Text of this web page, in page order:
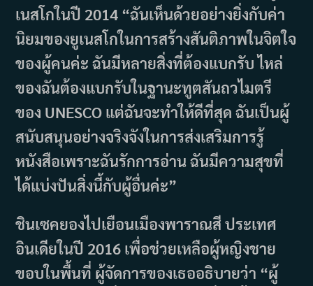
เนสโกในปี 2014 “ฉันเห็นด้วยอย่างยิ่งกับค่า
นิยมของยูเนสโกในการสร้างสันติภาพในจิตใจ
ของผู้คนค่ะ ฉันมีหลายสิ่งที่ต้องแบกรับ ไหล่
ของฉันต้องแบกรับในฐานะทูตสันถวไมตรี
ของ UNESCO แต่ฉันจะทำให้ดีที่สุด ฉันเป็นผู้
สนับสนุนอย่างจริงจังในการส่งเสริมการรู้
หนังสือเพราะฉันรักการอ่าน ฉันมีความสุขที่
ได้แบ่งปันสิ่งนี้กับผู้อื่นค่ะ”
ชินเซคยองไปเยือนเมืองพาราณสี ประเทศ
อินเดียในปี 2016 เพื่อช่วยเหลือผู้หญิงชาย
ขอบในพื้นที่ ผู้จัดการของเธออธิบายว่า “ผู้